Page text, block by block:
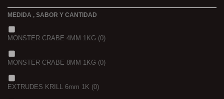
MEDIDA , SABOR Y CANTIDAD
MONSTER CRABE 4MM 1KG (0)
MONSTER CRABE 8MM 1KG (0)
EXTRUDES KRILL 6mm 1K (0)